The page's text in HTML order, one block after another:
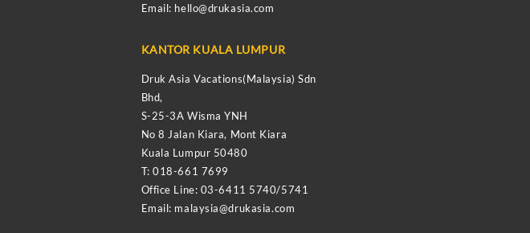
Email: hello@drukasia.com
KANTOR KUALA LUMPUR
Druk Asia Vacations(Malaysia) Sdn
Bhd,
S-25-3A Wisma YNH
No 8 Jalan Kiara, Mont Kiara
Kuala Lumpur 50480
T: 018-661 7699
Office Line: 03-6411 5740/5741
Email: malaysia@drukasia.com